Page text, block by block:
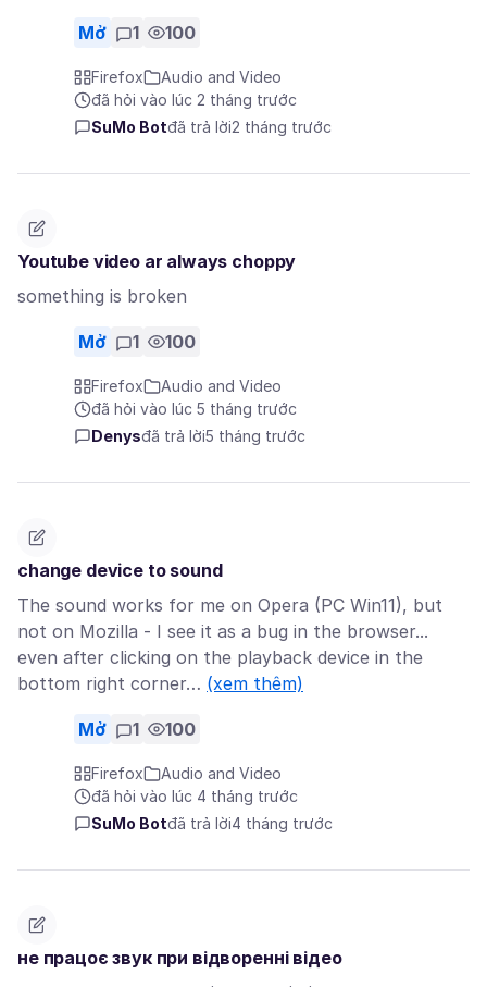
Mở 1 100
Firefox
Audio and Video
đã hỏi vào lúc 2 tháng trước
SuMo Botđã trả lời2 tháng trước
Youtube video ar always choppy
something is broken
Mở 1 100
Firefox
Audio and Video
đã hỏi vào lúc 5 tháng trước
Denysđã trả lời5 tháng trước
change device to sound
The sound works for me on Opera (PC Win11), but
not on Mozilla - I see it as a bug in the browser...
even after clicking on the playback device in the
bottom right corner… (xem thêm)
Mở 1 100
Firefox
Audio and Video
đã hỏi vào lúc 4 tháng trước
SuMo Botđã trả lời4 tháng trước
не працоє звук при відворенні відео